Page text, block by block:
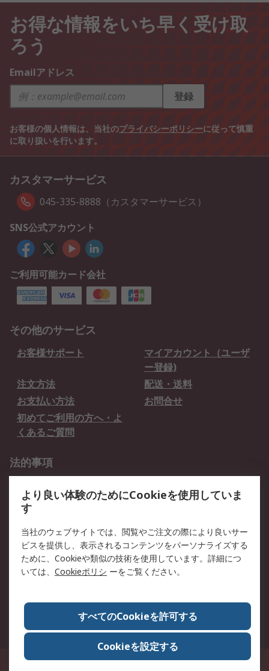
お得な情報をいち早く受け取
ろう
Emailアドレス
登録
お客様の個人情報は、当社のプライバシーポリシーに従って慎重
に取り扱いを行います。
カスタマーサービス
045-335-8888（カスタマーサービス）
SNS公式アカウント
ご利用可能カード会社
その他のサービス
お客様サポート
マイアカウント（ユーザ
ー登録)
注文方法
配送・送料
お支払い方法
お問合せ
初めてご利用の方へ・よ
くあるご質問
法的事項
クッキーポリシー
RSについて
会社概要
採用情報
プレスリリース＆お知ら
コーポレートサイト
全世界のRS
RSの歴史
ESGへの取り組み（英語）
認証について
〒240-0005 神奈川県横浜市保土ヶ谷区神戸町134番地 横浜ビジネスパーク ウ
より良い体験のためにCookieを使用していま
す
当社のウェブサイトでは、閲覧やご注文の際により良いサー
ビスを提供し、表示されるコンテンツをパーソナライズする
ために、Cookieや類似の技術を使用しています。詳細につ
いては、 Cookieポリシ ーをご覧ください。
すべてのCookieを許可する
Cookieを設定する